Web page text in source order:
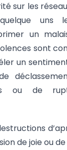
sur les
uns
un
sont
un
ou de
de joie ou